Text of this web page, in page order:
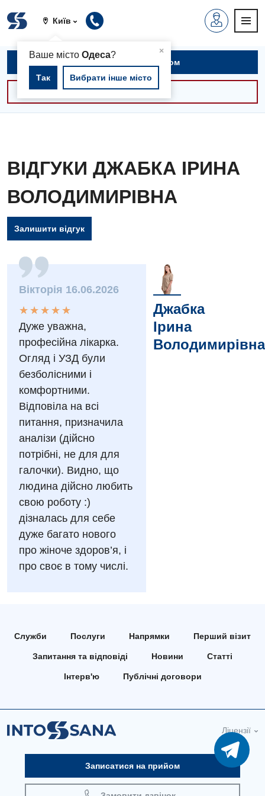
Київ
×
Ваше містоОдеса?
Так Вибрати інше місто
Вакансії
Заходи БПР
Інтернатура
Енциклопедія
Відгуки
Відео
Діагностика
Діагностичне відділення
Ендоскопічне відділення
Рентгенографія
Для дорослих
Акушерство і гінекологія
Алергологія, імунологія
Андрологія
Безоплатні послуги
Дерматовенерологія
Кардіологія
Медична психологія
Декларування
Національний скринінг здоров’я 40+
Українська
Російська
Записатися на прийом
Консультації -30%
ВІДГУКИ ДЖАБКА ІРИНА
ВОЛОДИМИРІВНА
Залишити відгук
Вікторія 16.06.2026
★
★
★
★
★
★ ★ ★ ★ ★
Дуже уважна,
професійна лікарка.
Огляд і УЗД були
безболісними і
комфортними.
Відповіла на всі
питання, призначила
аналізи (дійсно
потрібні, не для для
галочки). Видно, що
людина дійсно любить
свою роботу :)
дізналась для себе
дуже багато нового
про жіноче здоров’я, і
про своє в тому числі.
Джабка
Ірина
Володимирівна
Служби Послуги Напрямки Перший візит
Запитання та відповіді Новини Статті
Інтерв'ю Публічні договори
Ліцензії
Записатися на прийом